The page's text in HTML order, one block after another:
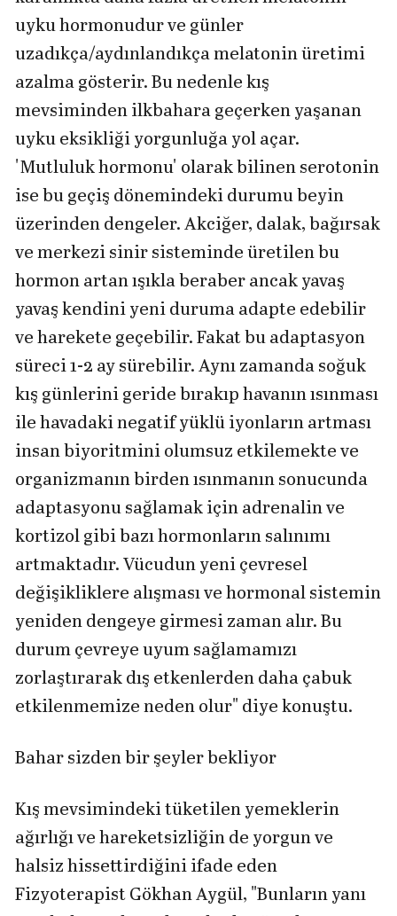
uyku hormonudur ve günler
uzadıkça/aydınlandıkça melatonin üretimi
azalma gösterir. Bu nedenle kış
mevsiminden ilkbahara geçerken yaşanan
uyku eksikliği yorgunluğa yol açar.
'Mutluluk hormonu' olarak bilinen serotonin
ise bu geçiş dönemindeki durumu beyin
üzerinden dengeler. Akciğer, dalak, bağırsak
ve merkezi sinir sisteminde üretilen bu
hormon artan ışıkla beraber ancak yavaş
yavaş kendini yeni duruma adapte edebilir
ve harekete geçebilir. Fakat bu adaptasyon
süreci 1-2 ay sürebilir. Aynı zamanda soğuk
kış günlerini geride bırakıp havanın ısınması
ile havadaki negatif yüklü iyonların artması
insan biyoritmini olumsuz etkilemekte ve
organizmanın birden ısınmanın sonucunda
adaptasyonu sağlamak için adrenalin ve
kortizol gibi bazı hormonların salınımı
artmaktadır. Vücudun yeni çevresel
değişikliklere alışması ve hormonal sistemin
yeniden dengeye girmesi zaman alır. Bu
durum çevreye uyum sağlamamızı
zorlaştırarak dış etkenlerden daha çabuk
etkilenmemize neden olur" diye konuştu.
Bahar sizden bir şeyler bekliyor
Kış mevsimindeki tüketilen yemeklerin
ağırlığı ve hareketsizliğin de yorgun ve
halsiz hissettirdiğini ifade eden
Fizyoterapist Gökhan Aygül, "Bunların yanı